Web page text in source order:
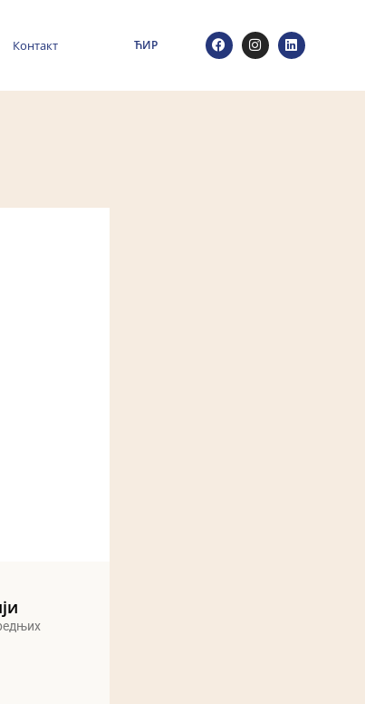
Контакт ЋИР